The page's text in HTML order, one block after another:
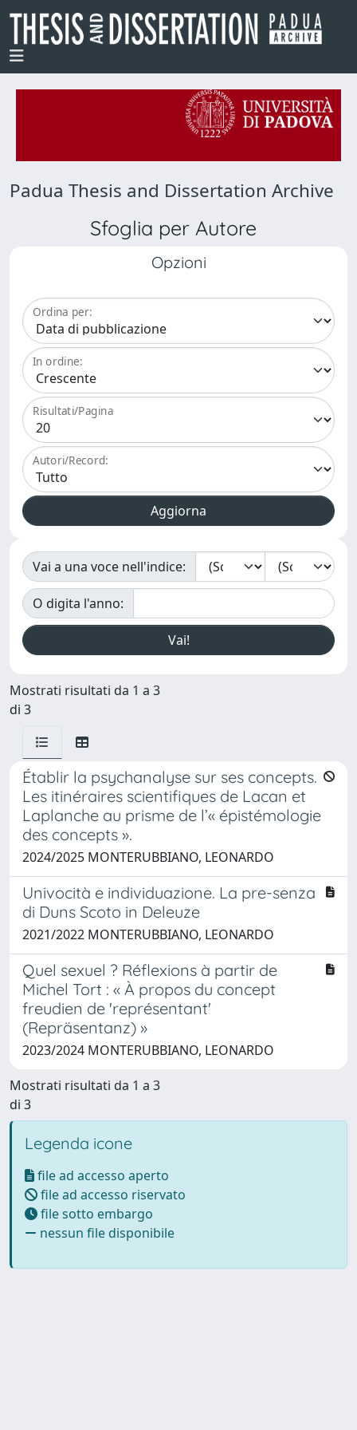
Padua Thesis and Dissertation Archive
Sfoglia per Autore
Opzioni
Ordina per:
In ordine:
Risultati/Pagina
Autori/Record:
Vai a una voce nell'indice:
O digita l'anno:
Mostrati risultati da 1 a 3
di 3
Établir la psychanalyse sur ses concepts.
Les itinéraires scientifiques de Lacan et
Laplanche au prisme de l’« épistémologie
des concepts ».
2024/2025 MONTERUBBIANO, LEONARDO
Univocità e individuazione. La pre-senza
di Duns Scoto in Deleuze
2021/2022 MONTERUBBIANO, LEONARDO
Quel sexuel ? Réflexions à partir de
Michel Tort : « À propos du concept
freudien de 'représentant'
(Repräsentanz) »
2023/2024 MONTERUBBIANO, LEONARDO
Mostrati risultati da 1 a 3
di 3
Legenda icone
file ad accesso aperto
file ad accesso riservato
file sotto embargo
nessun file disponibile